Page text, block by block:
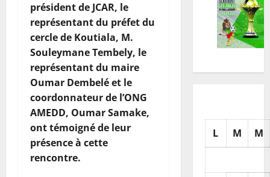
président de JCAR, le
représentant du préfet du
cercle de Koutiala, M.
Souleymane Tembely, le
représentant du maire
Oumar Dembelé et le
coordonnateur de l’ONG
AMEDD, Oumar Samake,
ont témoigné de leur
présence à cette
rencontre.
L M M